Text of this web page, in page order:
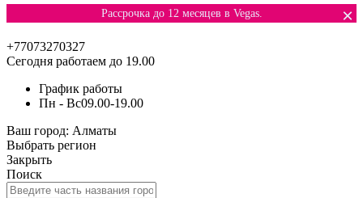
Рассрочка до 12 месяцев в Vegas. ×
+77073270327
Сегодня работаем до 19.00
График работы
Пн - Вс09.00-19.00
Ваш город: Алматы
Выбрать регион
Закрыть
Поиск